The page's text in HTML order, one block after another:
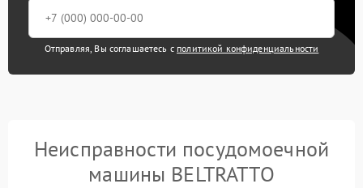
Отправляя, Вы соглашаетесь с политикой конфиденциальности
Неисправности посудомоечной
машины BELTRATTO